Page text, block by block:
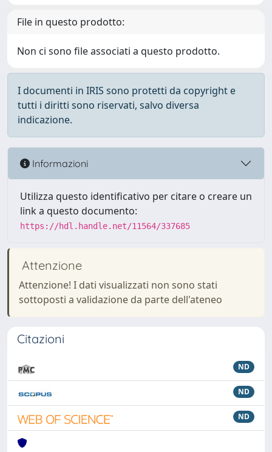
File in questo prodotto:
Non ci sono file associati a questo prodotto.
I documenti in IRIS sono protetti da copyright e
tutti i diritti sono riservati, salvo diversa
indicazione.
Informazioni
Utilizza questo identificativo per citare o creare un
link a questo documento:
https://hdl.handle.net/11564/337685
Attenzione
Attenzione! I dati visualizzati non sono stati
sottoposti a validazione da parte dell'ateneo
Citazioni
ND
ND
ND